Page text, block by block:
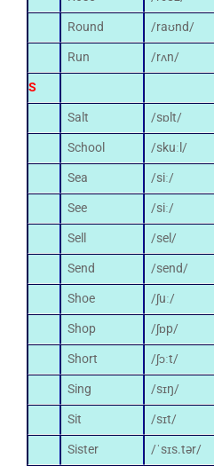
Round
/raʊnd/
Run
/rʌn/
S
Salt
/sɒlt/
School
/skuːl/
Sea
/siː/
See
/siː/
Sell
/sel/
Send
/send/
Shoe
/ʃuː/
Shop
/ʃɒp/
Short
/ʃɔːt/
Sing
/sɪŋ/
Sit
/sɪt/
Sister
/ˈsɪs.tər/